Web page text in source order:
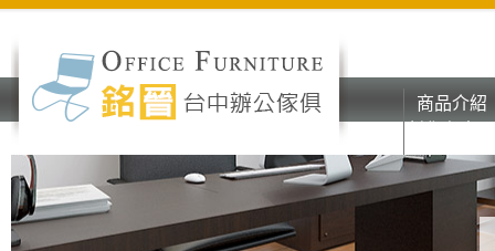
商品介紹
辦公家具
彰化台中
辦公家具